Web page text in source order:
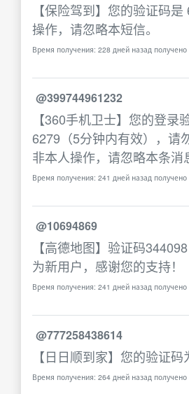
【保险驾到】您的验证码
操作，请忽略本短信。
Время получения: 228 дней назад получено
@399744961232
【360手机卫士】您的登录
6279（5分钟内有效），请
非本人操作，请忽略本条消
Время получения: 241 дней назад получено
@10694869
【高德地图】验证码
为新用户，感谢您的支持！
Время получения: 241 дней назад получено
@777258438614
【日日顺到家】您的验证码
Время получения: 264 дней назад получено